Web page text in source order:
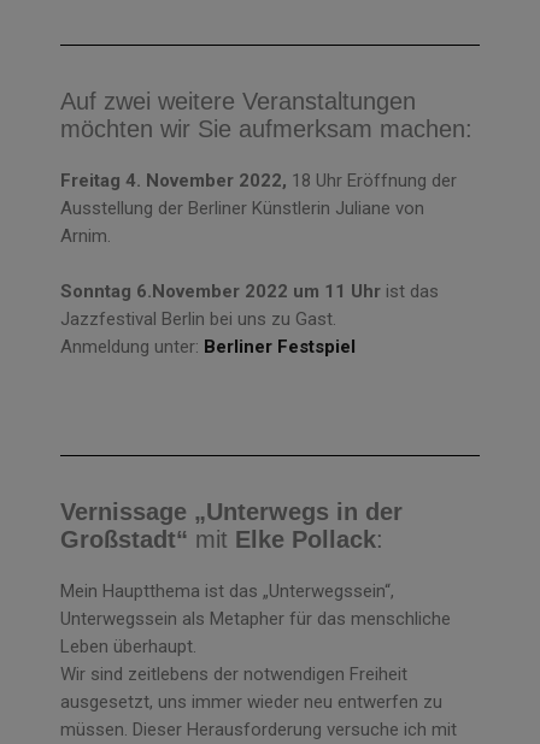
Auf zwei weitere Veranstaltungen
möchten wir Sie aufmerksam machen:
Freitag 4. November 2022, 18 Uhr Eröffnung der
Ausstellung der Berliner Künstlerin Juliane von
Arnim.
Sonntag 6.November 2022 um 11 Uhr ist das
Jazzfestival Berlin bei uns zu Gast.
Anmeldung unter: Berliner Festspiel
Vernissage „Unterwegs in der
Großstadt“ mit Elke Pollack:
Mein Hauptthema ist das „Unterwegssein“,
Unterwegssein als Metapher für das menschliche
Leben überhaupt.
Wir sind zeitlebens der notwendigen Freiheit
ausgesetzt, uns immer wieder neu entwerfen zu
müssen. Dieser Herausforderung versuche ich mit